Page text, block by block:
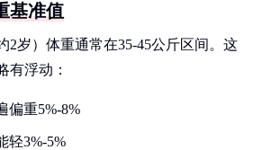
基准值
2岁）体重通常在35-45公斤区间。这
有浮动：
偏重5%-8%
轻3%-5%